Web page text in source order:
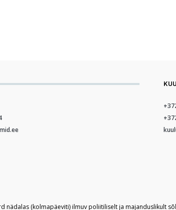
nädalas (kolmapäeviti) ilmuv poliitiliselt ja majanduslikult